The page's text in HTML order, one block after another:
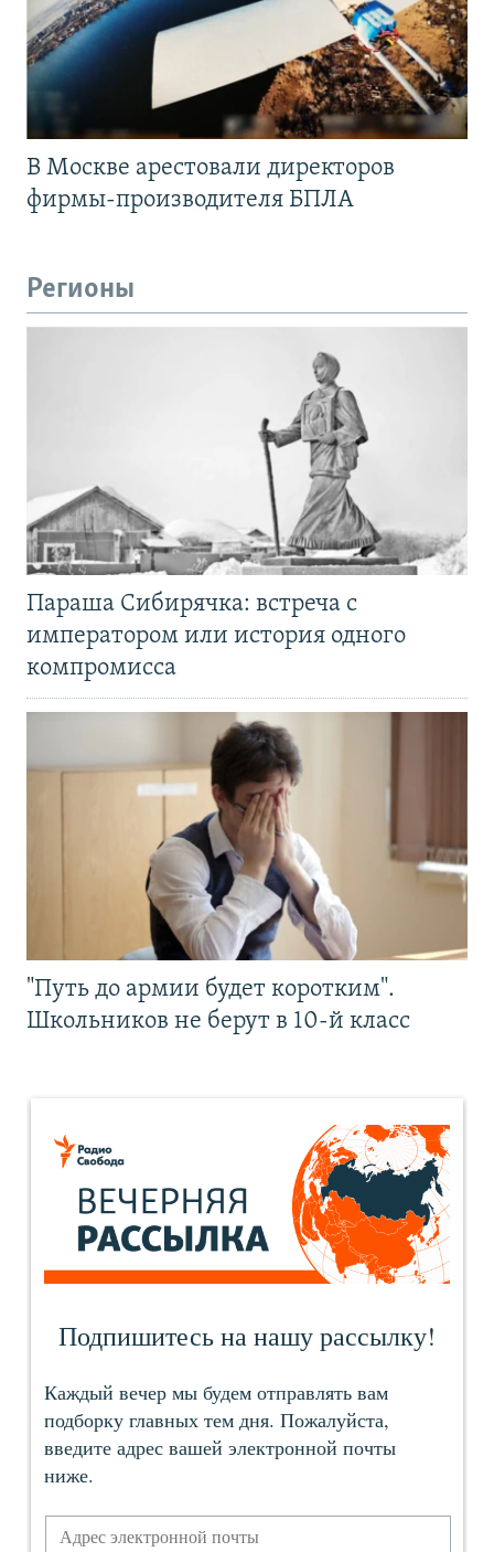
В Москве арестовали директоров
фирмы-производителя БПЛА
Регионы
Параша Сибирячка: встреча с
императором или история одного
компромисса
"Путь до армии будет коротким".
Школьников не берут в 10-й класс